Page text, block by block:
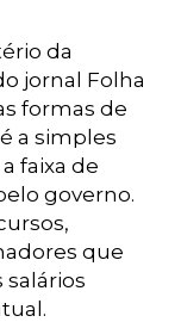
da
jornal Folha
formas de
a simples
faixa de
governo.
que